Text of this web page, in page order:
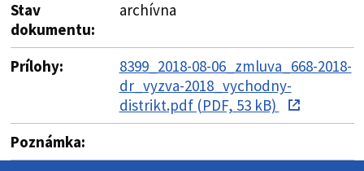
Stav
dokumentu:
archívna
Prílohy:
8399_2018-08-06_zmluva_668-2018-
dr_vyzva-2018_vychodny-
distrikt.pdf (PDF, 53 kB)
Poznámka: